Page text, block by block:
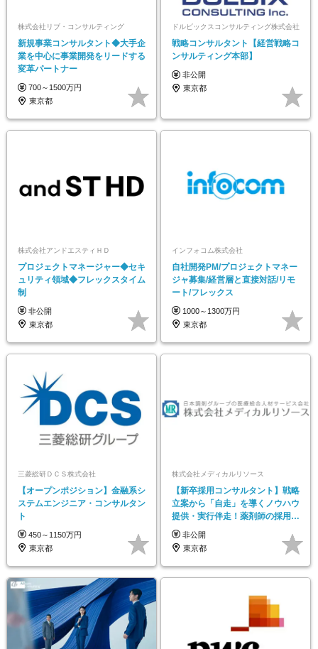
株式会社リブ・コンサルティング
新規事業コンサルタント◆大手企
業を中心に事業開発をリードする
変革パートナー
700～1500万円
東京都
ドルビックスコンサルティング株式会社
戦略コンサルタント【経営戦略コ
ンサルティング本部】
非公開
東京都
株式会社アンドエスティＨＤ
プロジェクトマネージャー◆セキ
ュリティ領域◆フレックスタイム
制
非公開
東京都
インフォコム株式会社
自社開発PM/プロジェクトマネー
ジャ募集/経営層と直接対話/リモ
ート/フレックス
1000～1300万円
東京都
三菱総研ＤＣＳ株式会社
【オープンポジション】金融系シ
ステムエンジニア・コンサルタン
ト
450～1150万円
東京都
株式会社メディカルリソース
【新卒採用コンサルタント】戦略
立案から「自走」を導くノウハウ
提供・実行伴走！薬剤師の採用支
援で社会貢献
非公開
東京都